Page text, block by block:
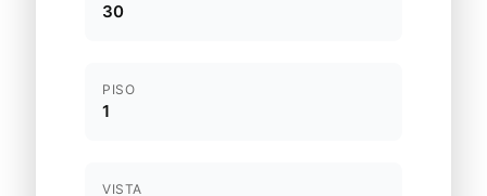
30
PISO
1
VISTA